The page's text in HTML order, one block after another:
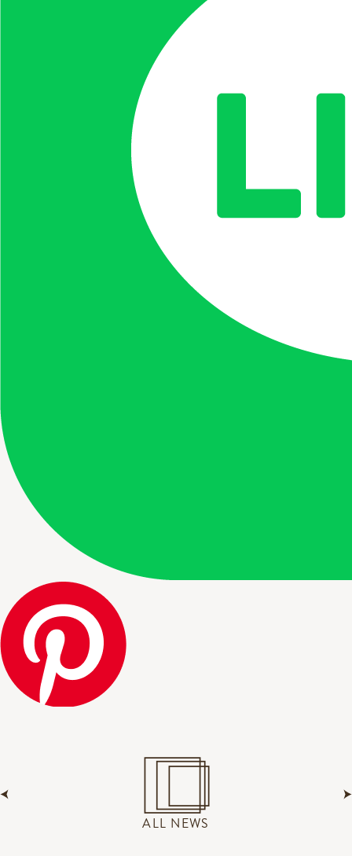
ALL NEWS